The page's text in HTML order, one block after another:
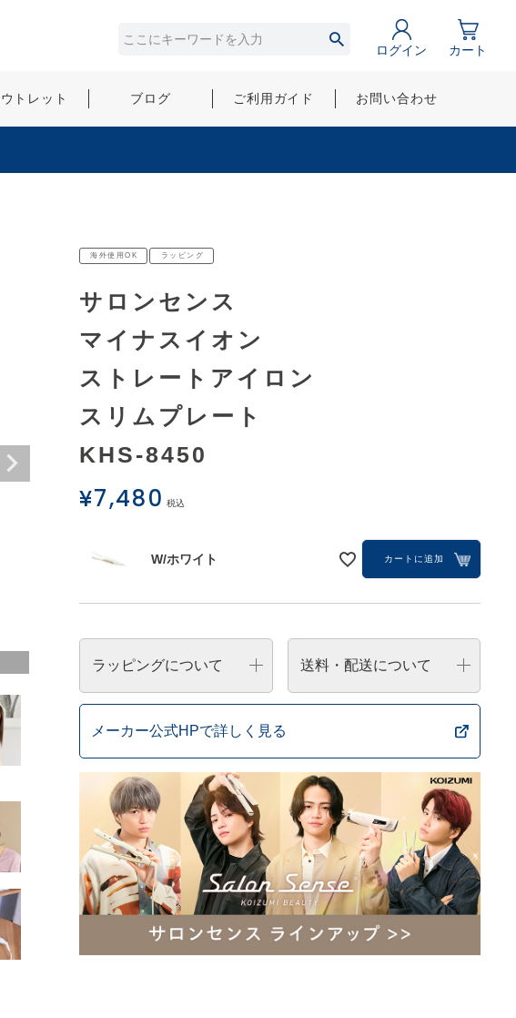
ログイン カート
トレット ブログ ご利用ガイド お問い合わせ
海外使用OK ラッピング
サロンセンス
マイナスイオン
ストレートアイロン
スリムプレート
KHS-8450
¥7,480 税込
W/ホワイト カートに追加
ラッピングについて 送料・配送について
メーカー公式HPで詳しく見る